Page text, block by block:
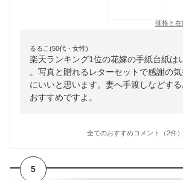
価格と在
るるこ(50代・女性)
楽天ランキング1位の花嫁の手紙台紙は
。写真と贈れるレターセットで感謝の
にいいと思います。妻へ手渡しなどす
おすすめですよ。
全てのおすすめコメント（2件）
5